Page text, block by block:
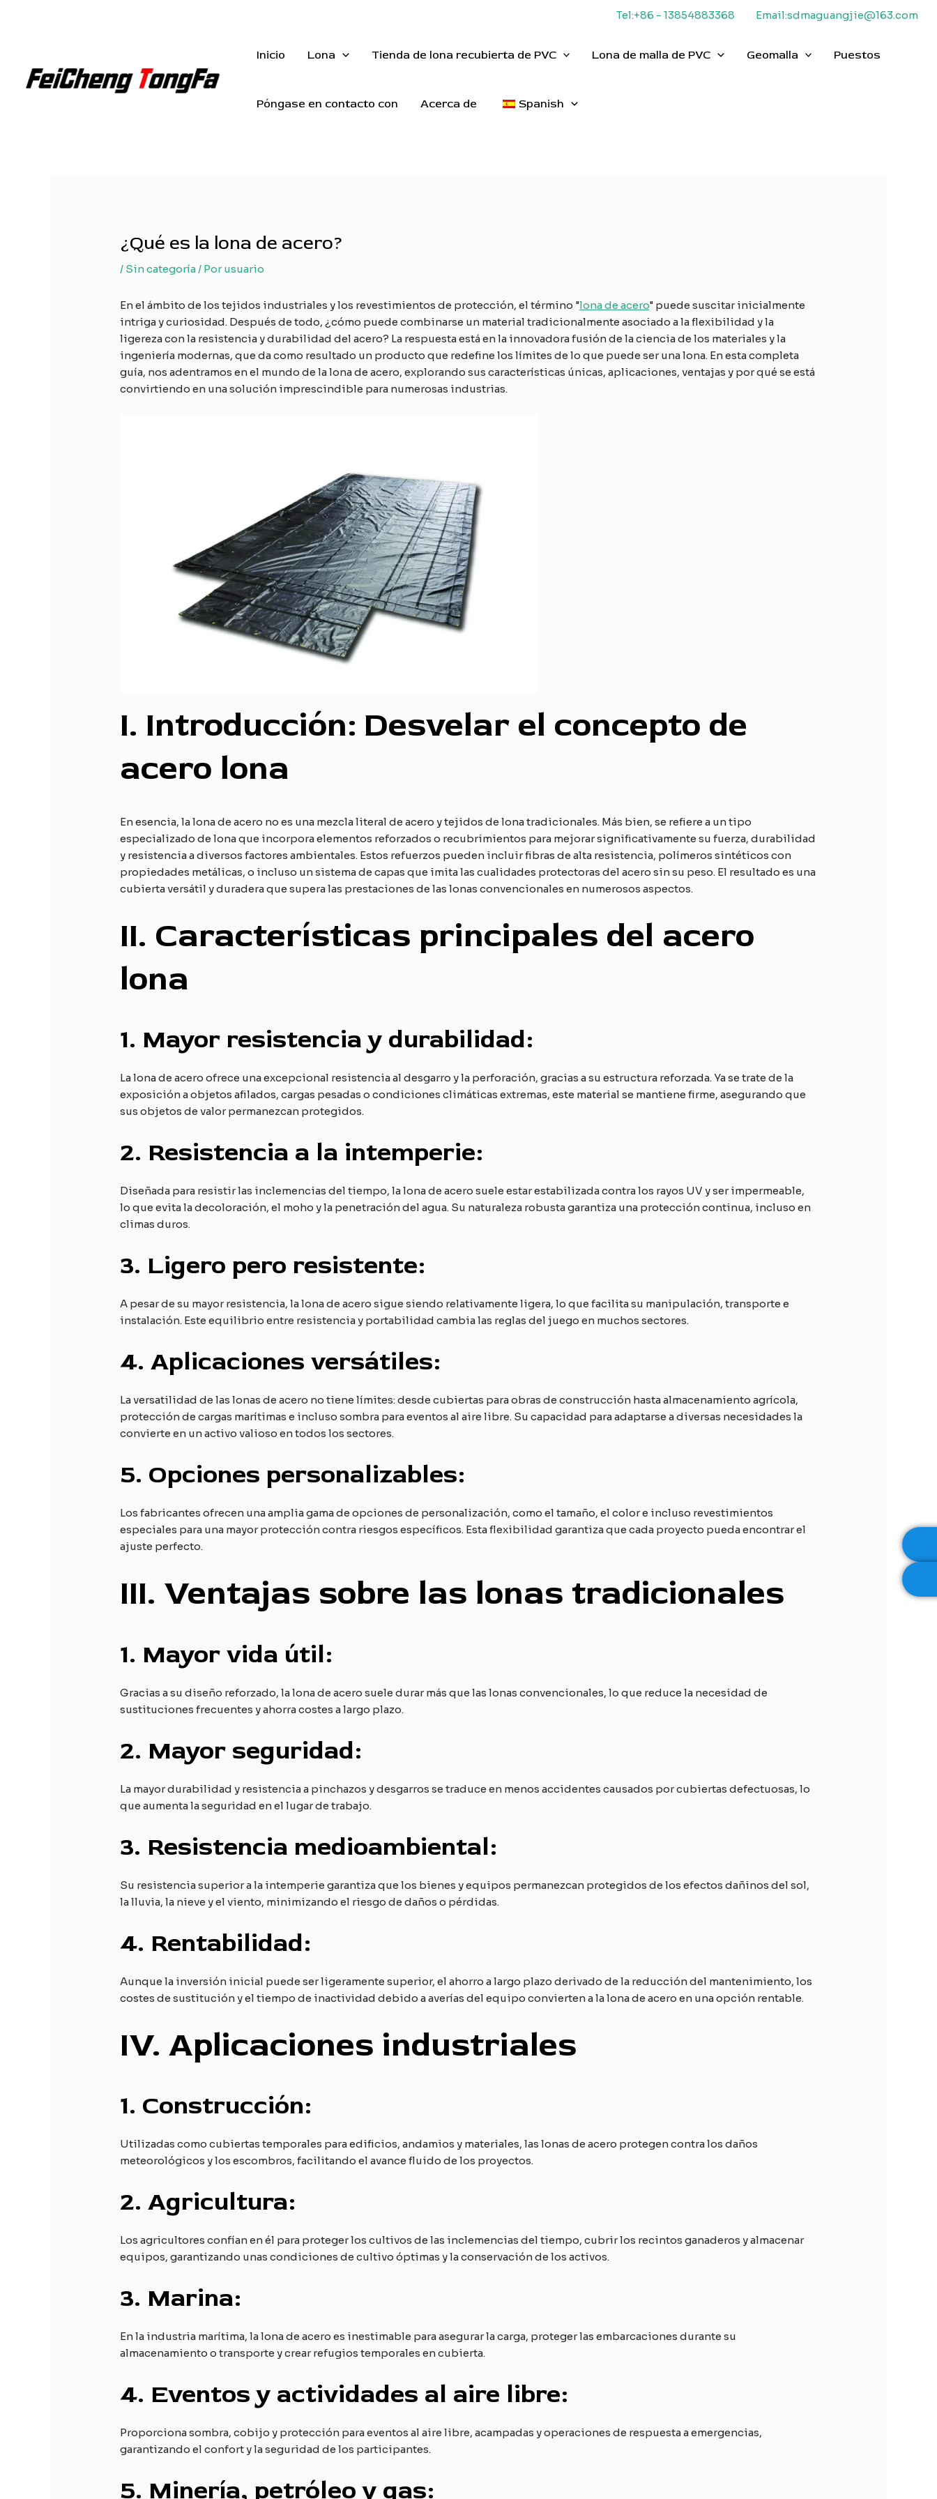
Tel:+86 - 13854883368 Email:sdmaguangjie@163.com
Inicio Lona Tienda de lona recubierta de PVC Lona de malla de PVC Geomalla Puestos
Póngase en contacto con Acerca de Spanish
¿Qué es la lona de acero?
/ Sin categoría/ Porusuario
En el ámbito de los tejidos industriales y los revestimientos de protección, el término "lona de acero" puede suscitar inicialmente
intriga y curiosidad. Después de todo, ¿cómo puede combinarse un material tradicionalmente asociado a la flexibilidad y la
ligereza con la resistencia y durabilidad del acero? La respuesta está en la innovadora fusión de la ciencia de los materiales y la
ingeniería modernas, que da como resultado un producto que redefine los límites de lo que puede ser una lona. En esta completa
guía, nos adentramos en el mundo de la lona de acero, explorando sus características únicas, aplicaciones, ventajas y por qué se está
convirtiendo en una solución imprescindible para numerosas industrias.
I. Introducción: Desvelar el concepto de
acero lona
En esencia, la lona de acero no es una mezcla literal de acero y tejidos de lona tradicionales. Más bien, se refiere a un tipo
especializado de lona que incorpora elementos reforzados o recubrimientos para mejorar significativamente su fuerza, durabilidad
y resistencia a diversos factores ambientales. Estos refuerzos pueden incluir fibras de alta resistencia, polímeros sintéticos con
propiedades metálicas, o incluso un sistema de capas que imita las cualidades protectoras del acero sin su peso. El resultado es una
cubierta versátil y duradera que supera las prestaciones de las lonas convencionales en numerosos aspectos.
II. Características principales del acero
lona
1. Mayor resistencia y durabilidad:
La lona de acero ofrece una excepcional resistencia al desgarro y la perforación, gracias a su estructura reforzada. Ya se trate de la
exposición a objetos afilados, cargas pesadas o condiciones climáticas extremas, este material se mantiene firme, asegurando que
sus objetos de valor permanezcan protegidos.
2. Resistencia a la intemperie:
Diseñada para resistir las inclemencias del tiempo, la lona de acero suele estar estabilizada contra los rayos UV y ser impermeable,
lo que evita la decoloración, el moho y la penetración del agua. Su naturaleza robusta garantiza una protección continua, incluso en
climas duros.
3. Ligero pero resistente:
A pesar de su mayor resistencia, la lona de acero sigue siendo relativamente ligera, lo que facilita su manipulación, transporte e
instalación. Este equilibrio entre resistencia y portabilidad cambia las reglas del juego en muchos sectores.
4.Aplicaciones versátiles:
La versatilidad de las lonas de acero no tiene límites: desde cubiertas para obras de construcción hasta almacenamiento agrícola,
protección de cargas marítimas e incluso sombra para eventos al aire libre. Su capacidad para adaptarse a diversas necesidades la
convierte en un activo valioso en todos los sectores.
5. Opciones personalizables:
Los fabricantes ofrecen una amplia gama de opciones de personalización, como el tamaño, el color e incluso revestimientos
especiales para una mayor protección contra riesgos específicos. Esta flexibilidad garantiza que cada proyecto pueda encontrar el
ajuste perfecto.
III. Ventajas sobre las lonas tradicionales
1. Mayor vida útil:
Gracias a su diseño reforzado, la lona de acero suele durar más que las lonas convencionales, lo que reduce la necesidad de
sustituciones frecuentes y ahorra costes a largo plazo.
2. Mayor seguridad:
La mayor durabilidad y resistencia a pinchazos y desgarros se traduce en menos accidentes causados por cubiertas defectuosas, lo
que aumenta la seguridad en el lugar de trabajo.
3. Resistencia medioambiental:
Su resistencia superior a la intemperie garantiza que los bienes y equipos permanezcan protegidos de los efectos dañinos del sol,
la lluvia, la nieve y el viento, minimizando el riesgo de daños o pérdidas.
4. Rentabilidad:
Aunque la inversión inicial puede ser ligeramente superior, el ahorro a largo plazo derivado de la reducción del mantenimiento, los
costes de sustitución y el tiempo de inactividad debido a averías del equipo convierten a la lona de acero en una opción rentable.
IV. Aplicaciones industriales
1. Construcción:
Utilizadas como cubiertas temporales para edificios, andamios y materiales, las lonas de acero protegen contra los daños
meteorológicos y los escombros, facilitando el avance fluido de los proyectos.
2.Agricultura:
Los agricultores confían en él para proteger los cultivos de las inclemencias del tiempo, cubrir los recintos ganaderos y almacenar
equipos, garantizando unas condiciones de cultivo óptimas y la conservación de los activos.
3. Marina:
En la industria marítima, la lona de acero es inestimable para asegurar la carga, proteger las embarcaciones durante su
almacenamiento o transporte y crear refugios temporales en cubierta.
4. Eventos y actividades al aire libre:
Proporciona sombra, cobijo y protección para eventos al aire libre, acampadas y operaciones de respuesta a emergencias,
garantizando el confort y la seguridad de los participantes.
5. Minería, petróleo y gas: